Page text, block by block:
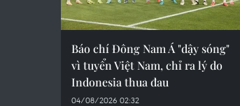
Báo chí Đông Nam Á "dậy sóng"
vì tuyển Việt Nam, chỉ ra lý do
Indonesia thua đau
04/08/2026 02:32